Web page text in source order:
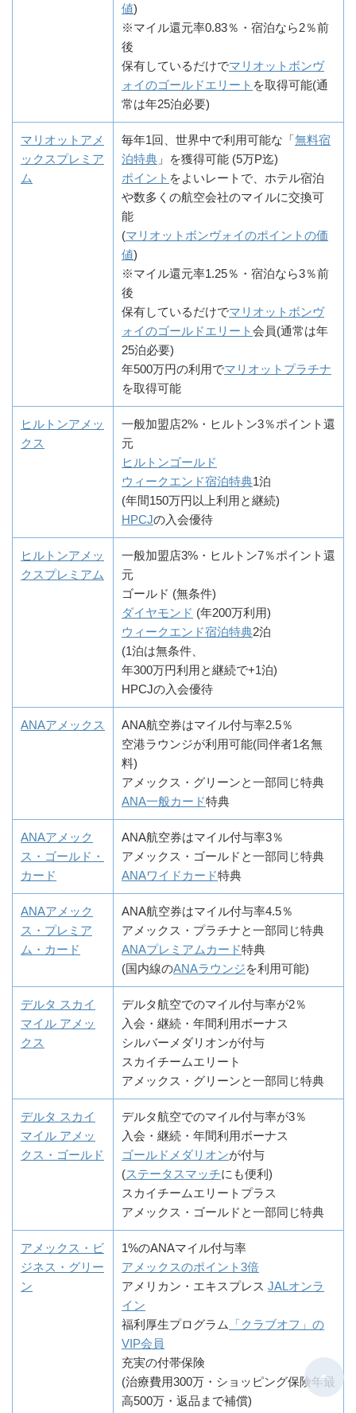
値)
※マイル還元率0.83％・宿泊なら2％前
後
保有しているだけでマリオットボンヴ
ォイのゴールドエリート を取得可能(通
常は年25泊必要)
マリオットアメ
ックスプレミア
ム
毎年1回、世界中で利用可能な「無料宿
泊特典 」を獲得可能 (5万P迄)
ポイント をよいレートで、ホテル宿泊
や数多くの航空会社のマイルに交換可
能
(マリオットボンヴォイのポイントの価
値)
※マイル還元率1.25％・宿泊なら3％前
後
保有しているだけでマリオットボンヴ
ォイのゴールドエリート会員(通常は年
25泊必要)
年500万円の利用でマリオットプラチナ
を取得可能
ヒルトンアメッ
クス
一般加盟店2%・ヒルトン3％ポイント還
元
ヒルトンゴールド
ウィークエンド宿泊特典1泊
(年間150万円以上利用と継続)
HPCJの入会優待
ヒルトンアメッ
クスプレミアム
一般加盟店3%・ヒルトン7％ポイント還
元
ゴールド (無条件)
ダイヤモンド (年200万利用)
ウィークエンド宿泊特典2泊
(1泊は無条件、
年300万円利用と継続で+1泊)
HPCJの入会優待
ANAアメックス
ANA航空券はマイル付与率2.5％
空港ラウンジが利用可能(同伴者1名無
料)
アメックス・グリーンと一部同じ特典
ANA一般カード特典
ANAアメック
ス・ゴールド・
カード
ANA航空券はマイル付与率3％
アメックス・ゴールドと一部同じ特典
ANAワイドカード特典
ANAアメック
ス・プレミア
ム・カード
ANA航空券はマイル付与率4.5％
アメックス・プラチナと一部同じ特典
ANAプレミアムカード特典
(国内線のANAラウンジを利用可能)
デルタ スカイ
マイル アメッ
クス
デルタ航空でのマイル付与率が2％
入会・継続・年間利用ボーナス
シルバーメダリオンが付与
スカイチームエリート
アメックス・グリーンと一部同じ特典
デルタ スカイ
マイル アメッ
クス・ゴールド
デルタ航空でのマイル付与率が3％
入会・継続・年間利用ボーナス
ゴールドメダリオンが付与
(ステータスマッチにも便利)
スカイチームエリートプラス
アメックス・ゴールドと一部同じ特典
アメックス・ビ
ジネス・グリー
ン
1%のANAマイル付与率
アメックスのポイント3倍
アメリカン・エキスプレス JALオンラ
イン
福利厚生プログラム
「クラブオフ」の
VIP会員
充実の付帯保険
(治療費用300万・ショッピング保険年最
高500万・返品まで補償)